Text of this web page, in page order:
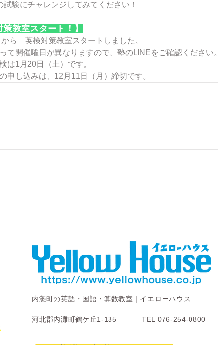
試験にチャレンジしてみてください！
策教室スタート！】
ら　英検対策教室スタートしました。
て開催曜日が異なりますので、塾のLINEをご確認ください。
は1月20日（土）です。
申し込みは、12月11日（月）締切です。
内灘町の英語・国語・算数教室｜イエローハウス
河北郡内灘町鶴ケ丘1-135 TEL 076-254-0800